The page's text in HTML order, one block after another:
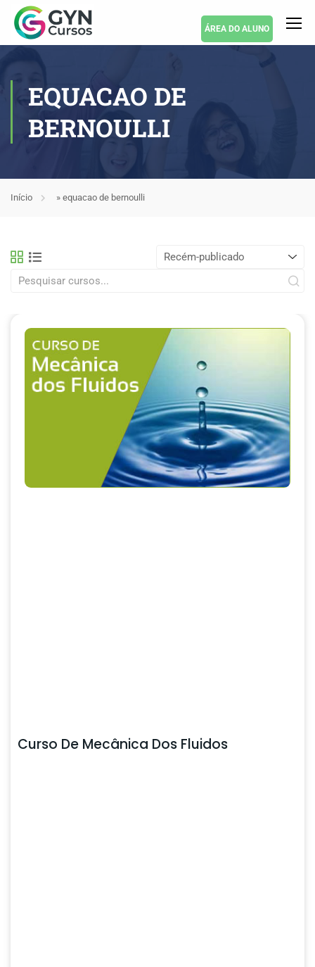
ÁREA DO ALUNO
EQUACAO DE
BERNOULLI
Início » equacao de bernoulli
Curso De Mecânica Dos Fluidos